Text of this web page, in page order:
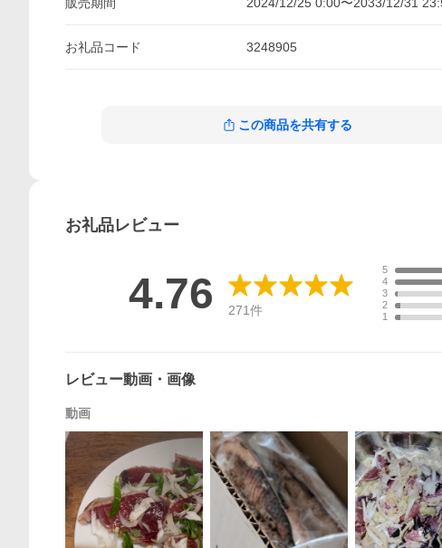
お礼品コード 3248905
この商品を共有する
お礼品レビュー
4.76 271件
5
4
3
2
1
レビュー動画・画像
動画